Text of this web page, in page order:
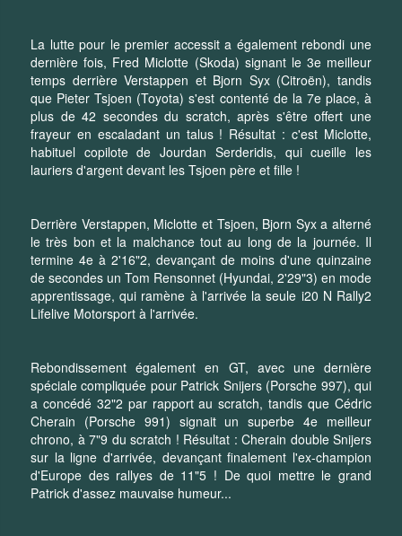
La lutte pour le premier accessit a également rebondi une
dernière fois, Fred Miclotte (Skoda) signant le 3e meilleur
temps derrière Verstappen et Bjorn Syx (Citroën), tandis
que Pieter Tsjoen (Toyota) s'est contenté de la 7e place, à
plus de 42 secondes du scratch, après s'être offert une
frayeur en escaladant un talus ! Résultat : c'est Miclotte,
habituel copilote de Jourdan Serderidis, qui cueille les
lauriers d'argent devant les Tsjoen père et fille !
Derrière Verstappen, Miclotte et Tsjoen, Bjorn Syx a alterné
le très bon et la malchance tout au long de la journée. Il
termine 4e à 2'16"2, devançant de moins d'une quinzaine
de secondes un Tom Rensonnet (Hyundai, 2'29"3) en mode
apprentissage, qui ramène à l'arrivée la seule i20 N Rally2
Lifelive Motorsport à l'arrivée.
Rebondissement également en GT, avec une dernière
spéciale compliquée pour Patrick Snijers (Porsche 997), qui
a concédé 32"2 par rapport au scratch, tandis que Cédric
Cherain (Porsche 991) signait un superbe 4e meilleur
chrono, à 7"9 du scratch ! Résultat : Cherain double Snijers
sur la ligne d'arrivée, devançant finalement l'ex-champion
d'Europe des rallyes de 11"5 ! De quoi mettre le grand
Patrick d'assez mauvaise humeur...